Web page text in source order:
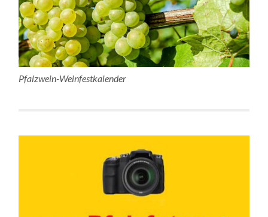
Pfalzwein-Weinfestkalender